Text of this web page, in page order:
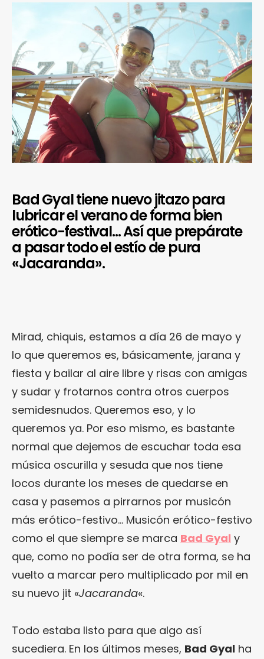
Bad Gyal tiene nuevo jitazo para
lubricar el verano de forma bien
erótico-festival… Así que prepárate
a pasar todo el estío de pura
«Jacaranda».
Mirad, chiquis, estamos a día 26 de mayo y
lo que queremos es, básicamente, jarana y
fiesta y bailar al aire libre y risas con amigas
y sudar y frotarnos contra otros cuerpos
semidesnudos. Queremos eso, y lo
queremos ya. Por eso mismo, es bastante
normal que dejemos de escuchar toda esa
música oscurilla y sesuda que nos tiene
locos durante los meses de quedarse en
casa y pasemos a pirrarnos por musicón
más erótico-festivo… Musicón erótico-festivo
como el que siempre se marca Bad Gyal y
que, como no podía ser de otra forma, se ha
vuelto a marcar pero multiplicado por mil en
su nuevo jit «Jacaranda«.
Todo estaba listo para que algo así
sucediera. En los últimos meses, Bad Gyal ha